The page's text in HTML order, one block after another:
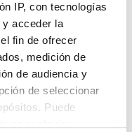
IP, con tecnologías
acceder la
fin de ofrecer
medición de
de audiencia y
de seleccionar
Puede
como
aquí.
que estás